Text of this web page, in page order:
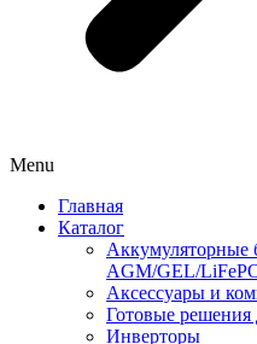
Menu
Главная
Каталог
Аккумуляторные
AGM/GEL/
Аксессуары и
Готовые решения
Инверторы